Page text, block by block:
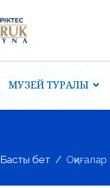
МУЗЕЙ ТУРАЛЫ
Басты бет Оқиғалар